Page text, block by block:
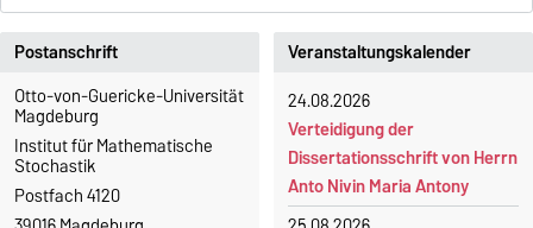
Postanschrift
Otto-von-Guericke-Universität
Magdeburg
Institut für Mathematische
Stochastik
Postfach 4120
Veranstaltungskalender
24.08.2026
Verteidigung der
Dissertationsschrift von Herrn
Anto Nivin Maria Antony